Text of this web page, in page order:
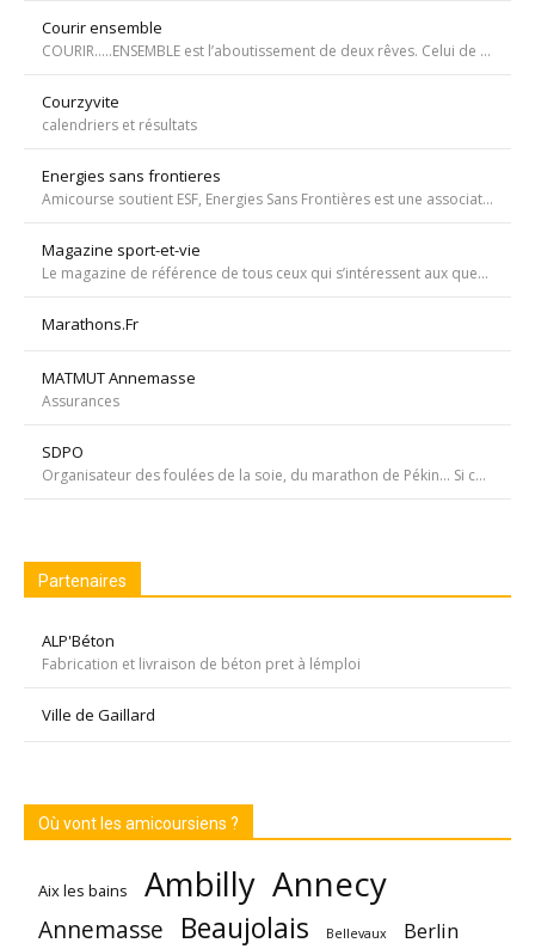
Courir ensemble
COURIR…..ENSEMBLE est l’aboutissement de deux rêves. Celui de Tiffany qui, malgré une tumeur à la jambe voulait participer à la course de l’Escalade et celui de Carole, animatrice bénévole de l’atelier de bricolage du service d’oncopédiatrie de l’Hôpital
Courzyvite
calendriers et résultats
Energies sans frontieres
Amicourse soutient ESF, Energies Sans Frontières est une association ayant pour objet l'aide au développement des pays les plus pauvres en favorisant l'accès à l'eau et à l'électricité
Magazine sport-et-vie
Le magazine de référence de tous ceux qui s’intéressent aux questions d’entraînement, de nutrition, de dopage, de physiologie, de psychologie et de médecine du sport.
Marathons.Fr
MATMUT Annemasse
Assurances
SDPO
Organisateur des foulées de la soie, du marathon de Pékin... Si courir était notre seul but, nous passerions à côté de moments inoubliables ». Depuis 1996 SDPOrganisation, spécialiste de la course aventure à vocation sportive et culturelle
Partenaires
ALP'Béton
Fabrication et livraison de béton pret à lémploi
Ville de Gaillard
Où vont les amicoursiens ?
Aix les bains Ambilly Annecy
Annemasse Beaujolais Bellevaux Berlin